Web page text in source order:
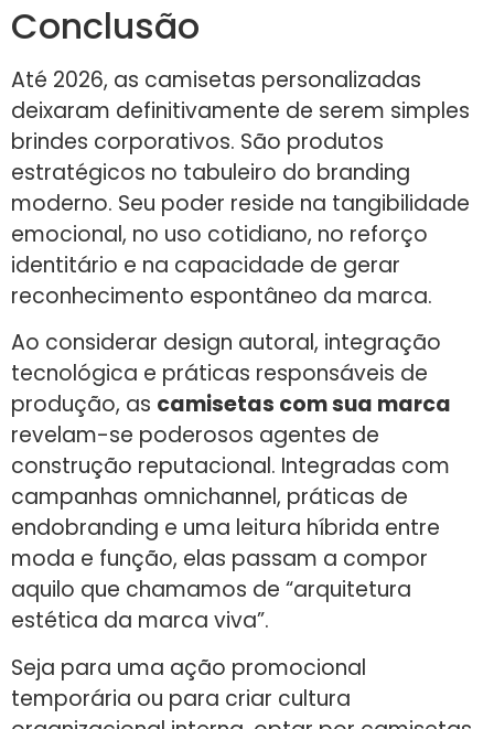
Conclusão
Até 2026, as camisetas personalizadas
deixaram definitivamente de serem simples
brindes corporativos. São produtos
estratégicos no tabuleiro do branding
moderno. Seu poder reside na tangibilidade
emocional, no uso cotidiano, no reforço
identitário e na capacidade de gerar
reconhecimento espontâneo da marca.
Ao considerar design autoral, integração
tecnológica e práticas responsáveis de
produção, as camisetas com sua marca
revelam-se poderosos agentes de
construção reputacional. Integradas com
campanhas omnichannel, práticas de
endobranding e uma leitura híbrida entre
moda e função, elas passam a compor
aquilo que chamamos de “arquitetura
estética da marca viva”.
Seja para uma ação promocional
temporária ou para criar cultura